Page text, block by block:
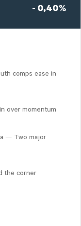
- 0,40%
comps ease in
over momentum
— Two major
the corner